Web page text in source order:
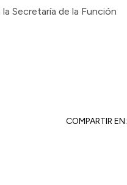
Secretaría de la Función
COMPARTIR EN: